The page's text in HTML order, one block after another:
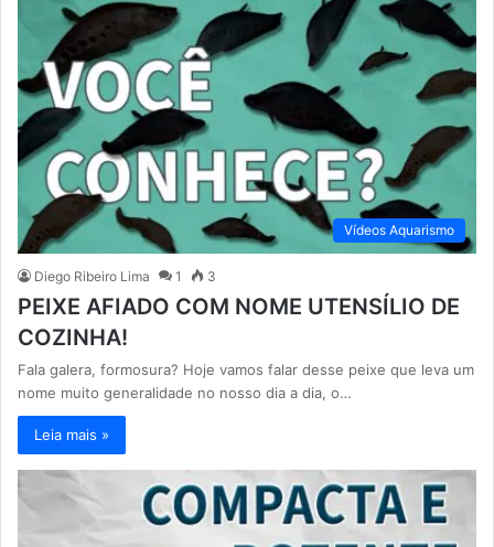
Vídeos Aquarismo
Diego Ribeiro Lima 1 3
PEIXE AFIADO COM NOME UTENSÍLIO DE
COZINHA!
Fala galera, formosura? Hoje vamos falar desse peixe que leva um
nome muito generalidade no nosso dia a dia, o…
Leia mais »